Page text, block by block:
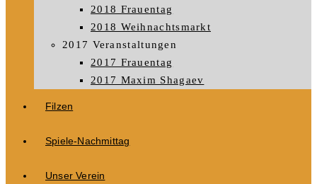
2018 Frauentag
2018 Weihnachtsmarkt
2017 Veranstaltungen
2017 Frauentag
2017 Maxim Shagaev
Filzen
Spiele-Nachmittag
Unser Verein